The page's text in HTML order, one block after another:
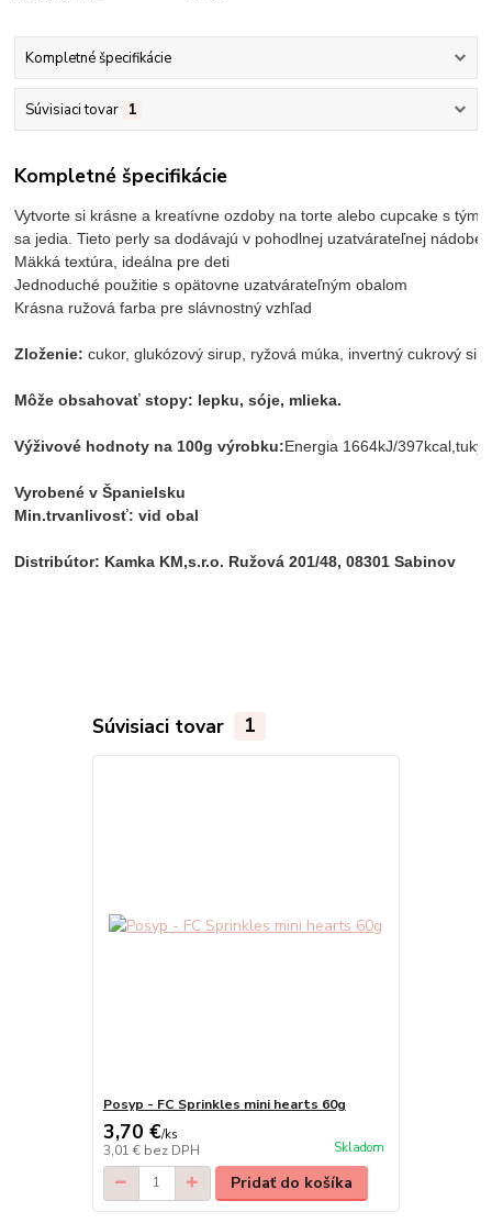
Kompletné špecifikácie
Súvisiaci tovar 1
Kompletné špecifikácie
Vytvorte si krásne a kreatívne ozdoby na torte alebo cupcake s
sa jedia. Tieto perly sa dodávajú v pohodlnej uzatvárateľnej
Mäkká textúra, ideálna pre deti
Jednoduché použitie s opätovne uzatvárateľným obalom
Zloženie:
Môže obsahovať stopy: lepku, sóje, mlieka.
Výživové hodnoty na 100g výrobku:Energia 1664kJ/
Vyrobené v Španielsku
Min.trvanlivosť: vid obal
Distribútor: Kamka KM,s.r.o. Ružová 201/48, 08301 Sabinov
Súvisiaci tovar 1
Posyp - FC Sprinkles mini hearts 60g
3,70 €/ks
3,01 € bez DPH Skladom
Pridať do košíka